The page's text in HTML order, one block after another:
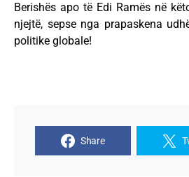
Berishës apo të Edi Ramës në
njejtë, sepse nga prapaskena
politike globale!
Share